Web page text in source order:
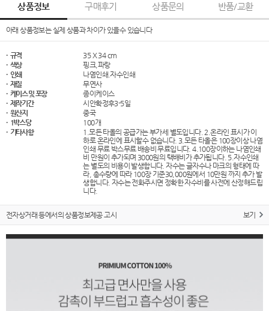
상품정보 구매후기 상품문의 반품/교환
아래 상품정보는 실제 상품과 차이가 있을수 있습니다
· 규격
35 X 34 cm
· 색상
핑크,파랑
· 인쇄
나염인쇄.자수인쇄
· 재질
무연사
· 케이스 및 포장
종이케이스
· 제작기간
시안확정후3-5일
· 원산지
중국
· 1박스당
100개
· 기타사항
1.모든 타올의 공급가는 부가세 별도입니다. 2.온라인 표시가 이
하로 온라인에 표시할수 없습니다. 3.모든 타올은 100장이상 나염
인쇄 무료 박스무료 배송비 무료입니다. 4.100장이하는 나염인쇄
비 만원이 추가되며 3000원의 택배비가 추가됩니다. 5.자수인쇄
는 별도의 비용이 발생합니다. 자수는 글자수나 마크의 형태에 따
라, 총수량에 따라 100장 기준30,000원에서 10만원 까지 추가 발
생합니다. 자수는 전화주시면 정확한 자수비를 사전에 산정해드립
니다.
전자상거래 등에서의 상품정보제공 고시 보기